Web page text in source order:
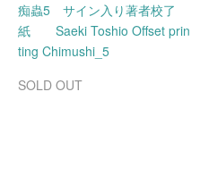
痴蟲5 サイン入り著者校了
紙 Saeki Toshio Offset prin
ting Chimushi_5
SOLD OUT